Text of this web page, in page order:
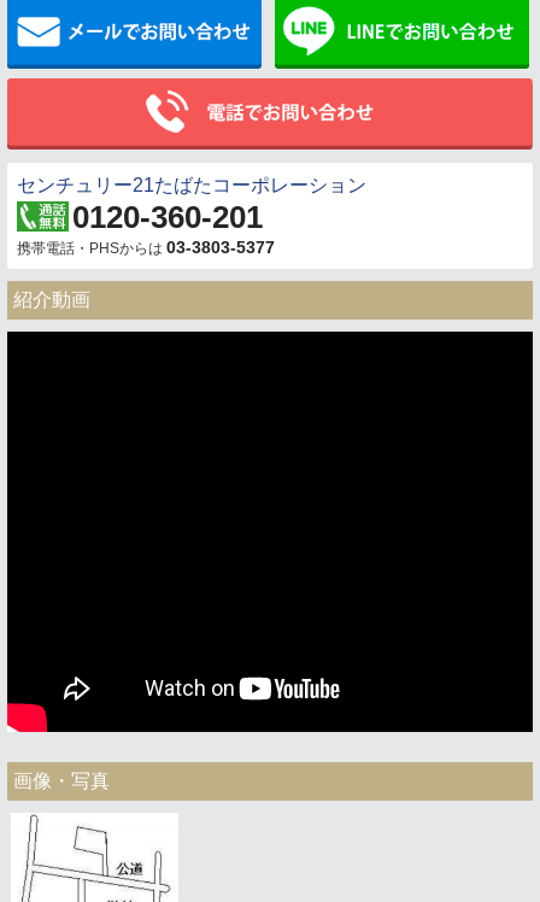
メールでお問い合わせ
センチュリー21たばたコーポレーション
0120-360-201
携帯電話・PHSからは 03-3803-5377
紹介動画
画像・写真